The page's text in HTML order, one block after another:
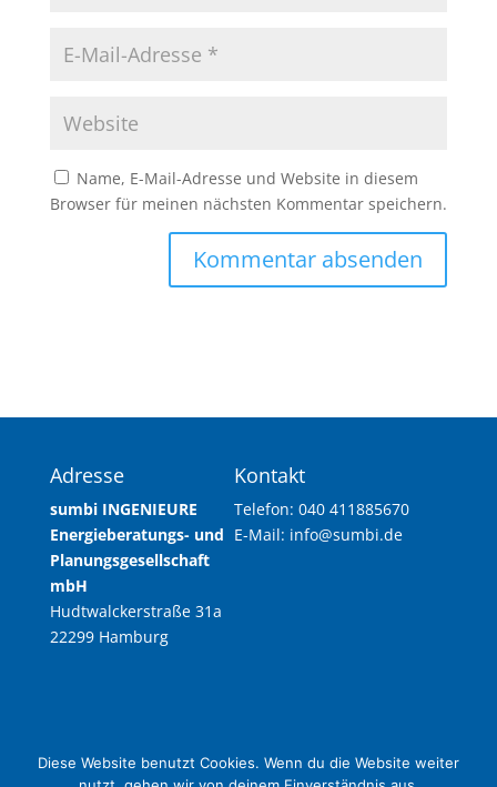
Name, E-Mail-Adresse und Website in diesem
Browser für meinen nächsten Kommentar speichern.
Adresse
sumbi INGENIEURE
Energieberatungs- und
Planungsgesellschaft
mbH
Hudtwalckerstraße 31a
22299 Hamburg
Kontakt
Telefon: 040 411885670
E-Mail: info@sumbi.de
sumbi INGENIEURE Energieberatungs- und
Diese Website benutzt Cookies. Wenn du die Website weiter